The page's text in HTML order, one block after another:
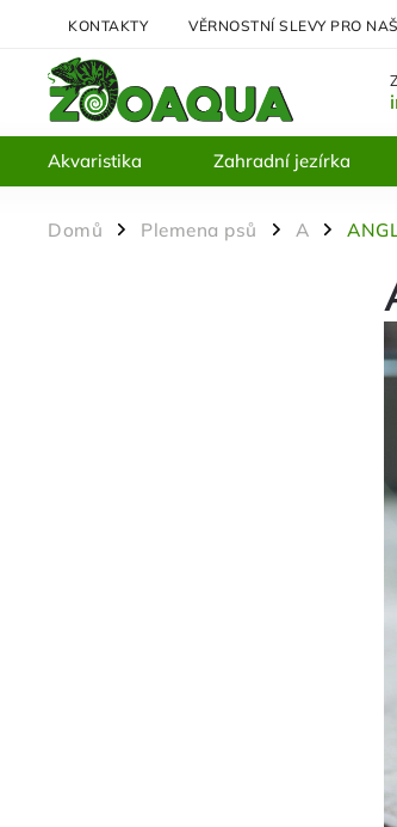
KONTAKTY VĚRNOSTNÍ SLEVY PRO
Akvaristika Zahradní jezírka
Domů / Plemena psů / A /